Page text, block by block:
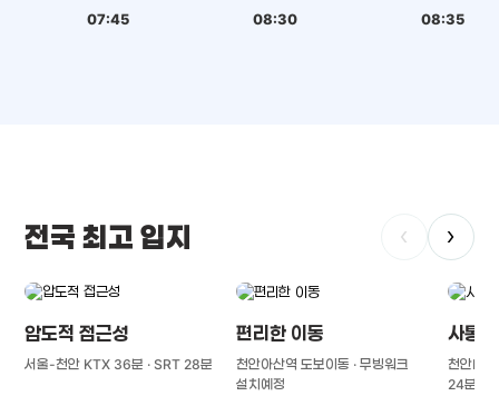
07:45 08:30 08:35
전국 최고 입지 ‹ ›
압도적 접근성
서울-천안 KTX 36분 · SRT 28분
편리한 이동
천안아산역 도보이동 · 무빙워크
설치예정
사통
천안IC(
24분